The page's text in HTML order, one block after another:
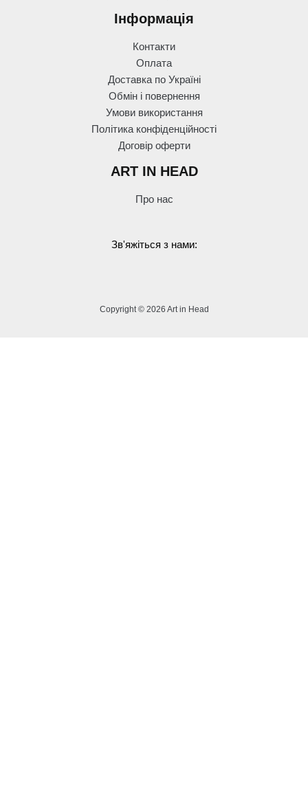
Інформація
Контакти
Оплата
Доставка по Україні
Обмін і повернення
Умови використання
Політика конфіденційності
Договір оферти
ART IN HEAD
Про нас
Зв'яжіться з нами:
Copyright © 2026 Art in Head